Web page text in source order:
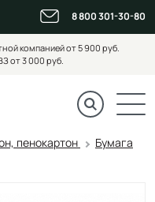
8 800 301-30-80
компанией от 5 900 руб.
от 3 000 руб.
пенокартон
Бумага